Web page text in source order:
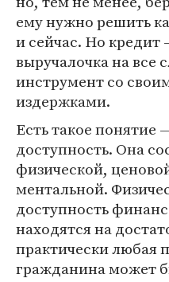
ему нужно решить
и сейчас. Но кредит
выручалочка на все
инструмент со
издержками.
Есть такое понятие
доступность. Она
физической,
ментальной.
доступность
находятся на
практически любая
гражданина может